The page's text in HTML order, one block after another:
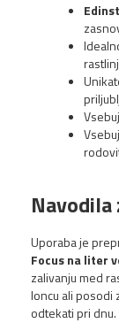
Navodila
Uporaba je
Focus na liter
zalivanju med
loncu ali posodi
odtekati pri dnu.